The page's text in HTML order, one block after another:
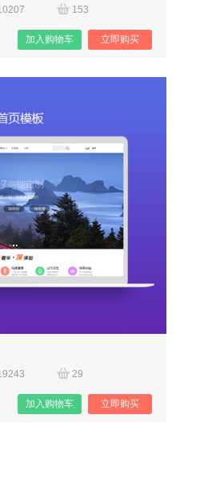
153
立即购买
加入购物车
29
立即购买
加入购物车